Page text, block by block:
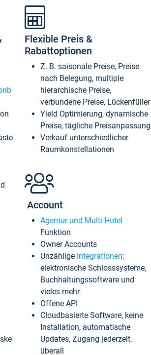
Flexible Preis &
Rabattoptionen
Z. B. saisonale Preise, Preise
nach Belegung, multiple
hierarchische Preise,
verbundene Preise, Lückenfüller
Yield Optimierung, dynamische
Preise, tägliche Preisanpassung
Verkauf unterschiedlicher
Raumkonstellationen
Account
Agentur und Multi-Hotel
Funktion
Owner Accounts
Unzählige Integrationen:
elektronische Schlosssysteme,
Buchhaltungssoftware und
vieles mehr
Offene API
Cloudbasierte Software, keine
Installation, automatische
Updates, Zugang jederzeit,
überall